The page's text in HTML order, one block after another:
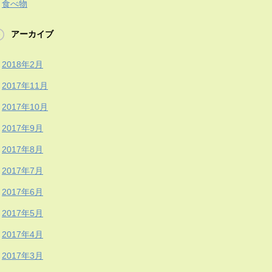
食べ物
アーカイブ
2018年2月
2017年11月
2017年10月
2017年9月
2017年8月
2017年7月
2017年6月
2017年5月
2017年4月
2017年3月